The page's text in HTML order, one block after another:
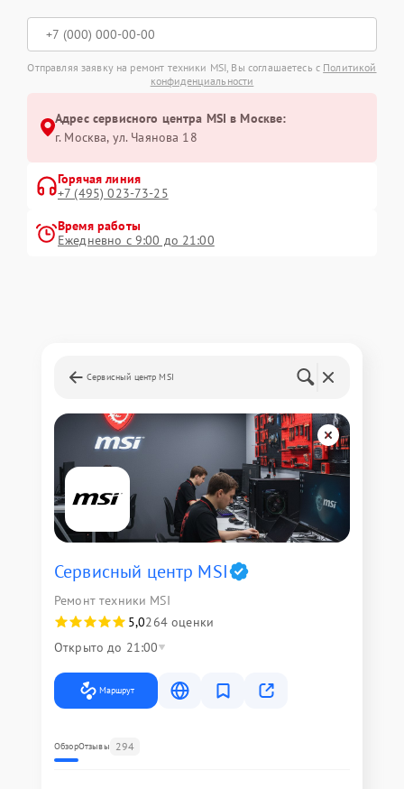
Отправляя заявку на ремонт техники MSI, Вы соглашаетесь с Политикой
конфиденциальности
Адрес сервисного центра MSI в Москве:
г. Москва, ул. Чаянова 18
Горячая линия
+7 (495) 023-73-25
Время работы
Ежедневно с 9:00 до 21:00
Сервисный центр MSI
Сервисный центр MSI
Ремонт техники MSI
5,0264 оценки
Открыто до 21:00
Маршрут
ОбзорОтзывы 294